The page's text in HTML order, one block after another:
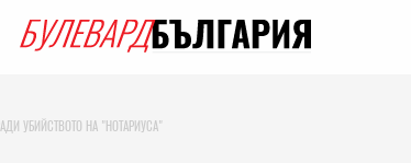
УБИЙСТВОТО НА "НОТАРИУСА"